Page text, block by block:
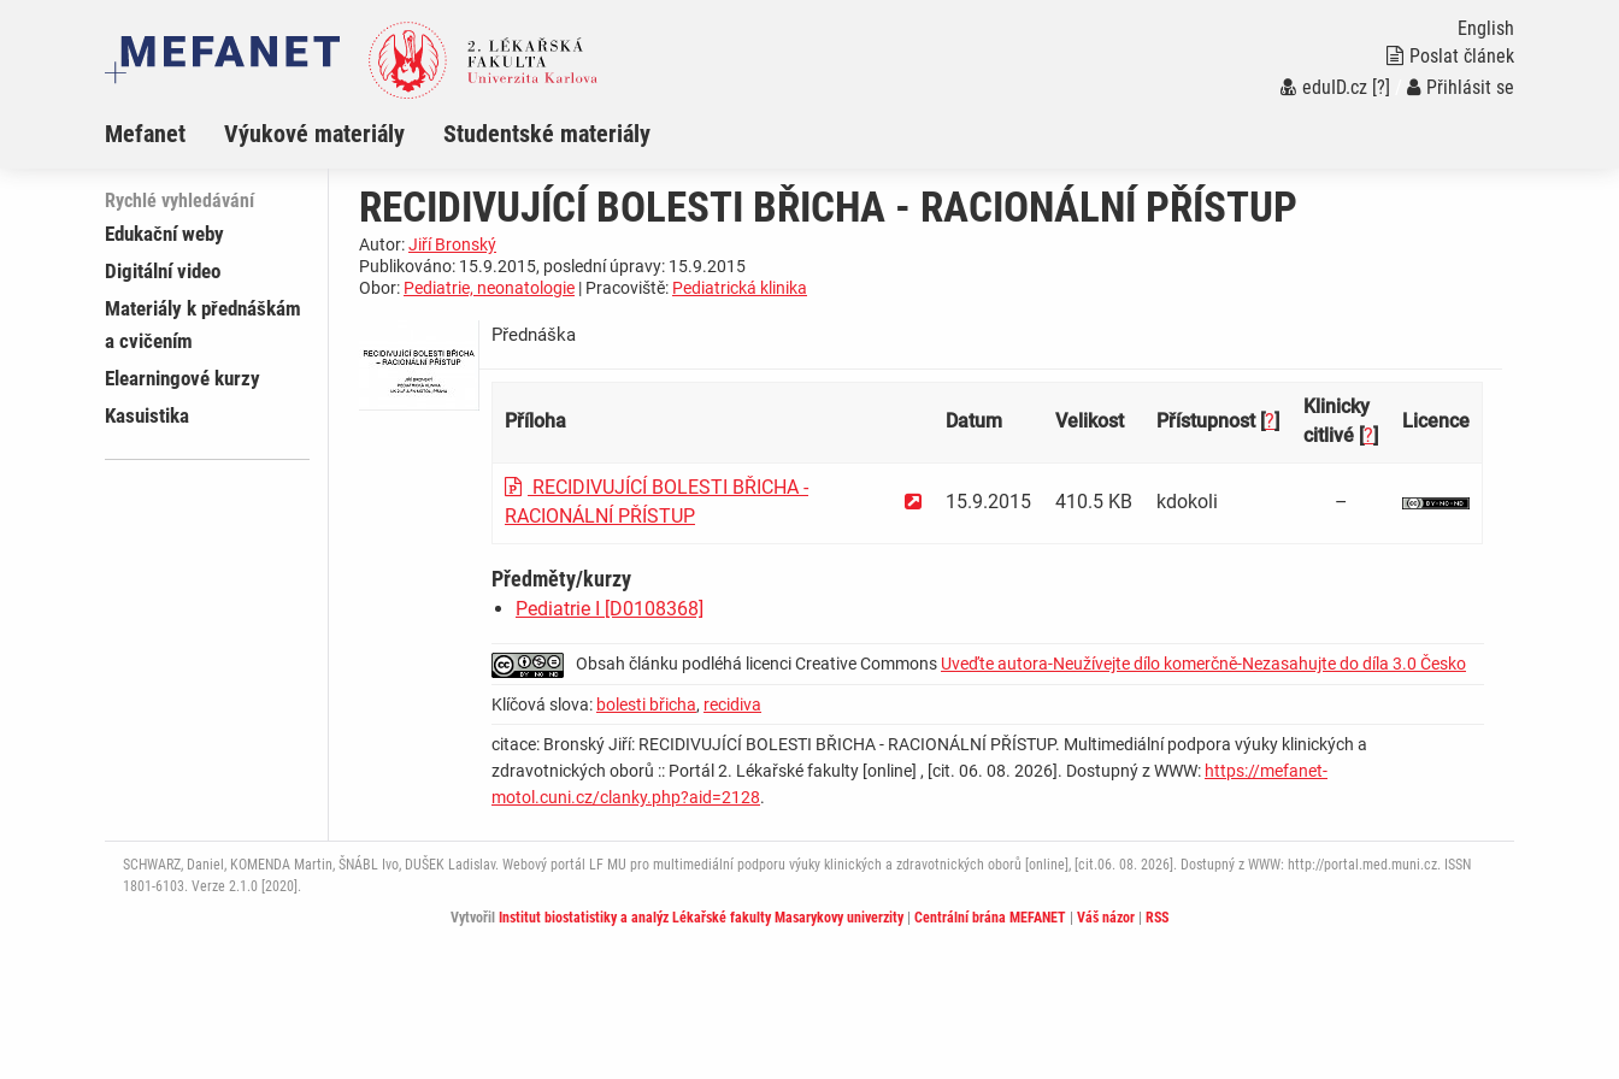
English
Poslat článek
eduID.cz [?] Přihlásit se
Mefanet Výukové materiály Studentské materiály
Rychlé vyhledávání
Edukační weby
Digitální video
Materiály k přednáškám
a cvičením
Elearningové kurzy
Kasuistika
RECIDIVUJÍCÍ BOLESTI BŘICHA - RACIONÁLNÍ PŘÍSTUP
Autor:Jiří Bronský
Publikováno: 15.9.2015, poslední úpravy: 15.9.2015
Obor: Pediatrie, neonatologie | Pracoviště: Pediatrická klinika
Přednáška ­ ­ ­ ­ ­ ­ ­ ­ ­ ­ ­ ­ ­ ­ ­ ­ ­ ­ ­ ­ ­ ­ ­ ­ ­ ­ ­ ­
Příloha Datum Velikost Přístupnost [?]
Klinicky
citlivé [?]
Licence
RECIDIVUJÍCÍ BOLESTI BŘICHA -
RACIONÁLNÍ PŘÍSTUP
15.9.2015 410.5 KB kdokoli –
Předměty/kurzy
Pediatrie I [D0108368]
Obsah článku podléhá licenci Creative Commons Uveďte autora-Neužívejte dílo komerčně-Nezasahujte do díla 3.0 Česko
Klíčová slova: bolesti břicha, recidiva
citace: Bronský Jiří: RECIDIVUJÍCÍ BOLESTI BŘICHA - RACIONÁLNÍ PŘÍSTUP. Multimediální podpora výuky klinických a
zdravotnických oborů :: Portál 2. Lékařské fakulty [online] , [cit. 06. 08. 2026]. Dostupný z WWW: https://mefanet-
motol.cuni.cz/clanky.php?aid=2128.
SCHWARZ, Daniel, KOMENDA Martin, ŠNÁBL Ivo, DUŠEK Ladislav. Webový portál LF MU pro multimediální podporu výuky klinických a zdravotnických oborů [online], [cit.06. 08. 2026]. Dostupný z WWW: http://portal.med.muni.cz. ISSN
1801-6103. Verze 2.1.0 [2020].
Vytvořil
Institut biostatistiky a analýz Lékařské fakulty Masarykovy univerzity| Centrální brána MEFANET Váš názor RSS